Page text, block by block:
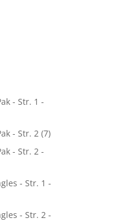
- Str. 1 -
- Str. 2 (7)
- Str. 2 -
- Str. 1 -
- Str. 2 -